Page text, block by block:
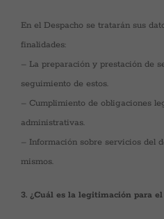
En el Despacho se tratarán sus
finalidades:
– La preparación y prestación de
seguimiento de estos.
– Cumplimiento de obligaciones
administrativas.
– Información sobre servicios del
mismos.
3. ¿Cuál es la legitimación para